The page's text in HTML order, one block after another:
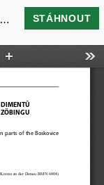
STÁHNOUT